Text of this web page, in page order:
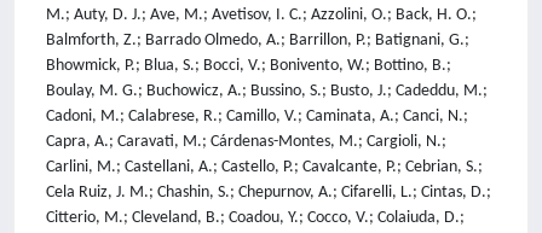
M.; Auty, D. J.; Ave, M.; Avetisov, I. C.; Azzolini, O.; Back, H. O.;
Balmforth, Z.; Barrado Olmedo, A.; Barrillon, P.; Batignani, G.;
Bhowmick, P.; Blua, S.; Bocci, V.; Bonivento, W.; Bottino, B.;
Boulay, M. G.; Buchowicz, A.; Bussino, S.; Busto, J.; Cadeddu, M.;
Cadoni, M.; Calabrese, R.; Camillo, V.; Caminata, A.; Canci, N.;
Capra, A.; Caravati, M.; Cárdenas-Montes, M.; Cargioli, N.;
Carlini, M.; Castellani, A.; Castello, P.; Cavalcante, P.; Cebrian, S.;
Cela Ruiz, J. M.; Chashin, S.; Chepurnov, A.; Cifarelli, L.; Cintas, D.;
Citterio, M.; Cleveland, B.; Coadou, Y.; Cocco, V.; Colaiuda, D.;